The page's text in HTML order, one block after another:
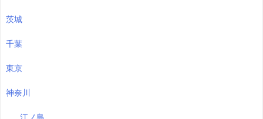
茨城
千葉
東京
神奈川
江ノ島